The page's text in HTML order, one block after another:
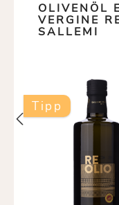
OLIVENÖL
VERGINE
SALLEMI
Tipp